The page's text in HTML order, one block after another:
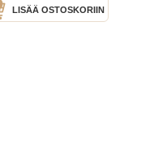
LISÄÄ OSTOSKORIIN